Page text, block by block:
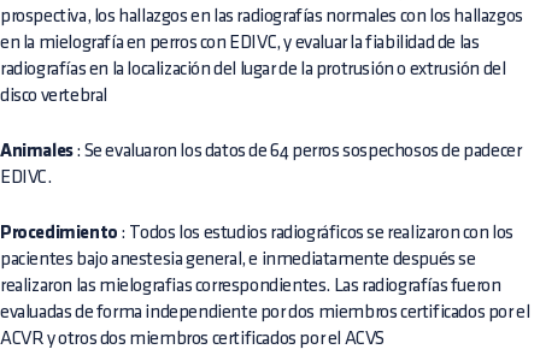
prospectiva, los hallazgos en las radiografías normales con los hallazgos
en la mielografía en perros con EDIVC, y evaluar la fiabilidad de las
radiografías en la localización del lugar de la protrusión o extrusión del
disco vertebral
Animales: Se evaluaron los datos de 64 perros sospechosos de padecer
EDIVC.
Procedimiento : Todos los estudios radiográficos se realizaron con los
pacientes bajo anestesia general, e inmediatamente después se
realizaron las mielografias correspondientes. Las radiografías fueron
evaluadas de forma independiente por dos miembros certificados por el
ACVR y otros dos miembros certificados por el ACVS